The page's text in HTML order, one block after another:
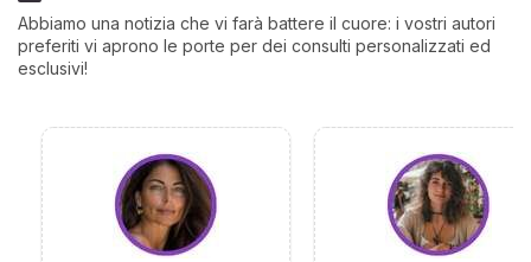
Abbiamo una notizia che vi farà battere il cuore: i vostri autori
preferiti vi aprono le porte per dei consulti personalizzati ed
esclusivi!